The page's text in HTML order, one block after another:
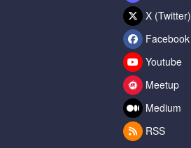
X (Twitter)
Facebook
Youtube
Meetup
Medium
RSS